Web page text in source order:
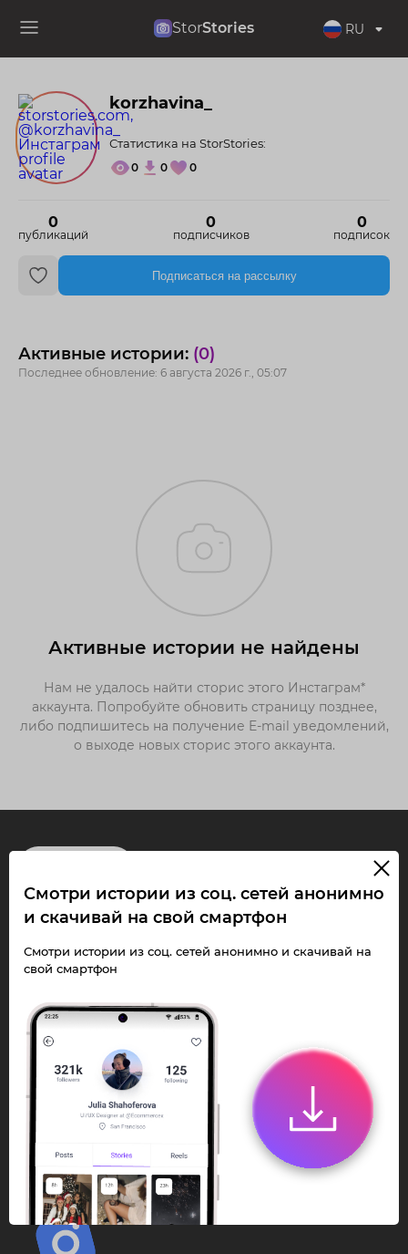
StorStories RU
korzhavina_
0
публикаций
0
подписчиков
0
подписок
Статистика на StorStories:
0 0 0
Подписаться на рассылку
Активные истории: (0)
Последнее обновление: 6 августа 2026 г., 05:07
Активные истории не найдены
Нам не удалось найти сторис этого Инстаграм*
аккаунта. Попробуйте обновить страницу позднее,
либо подпишитесь на получение E-mail уведомлений,
о выходе новых сторис этого аккаунта.
Смотри Stories и
скачивай Reels без
ограничений!
Переходи в ИнстаПай бот - смотри и
скачивай
Stories Reels
анонимно в чате
или Telegram-приложении.
Быстро, просто и удобно.
Перейти к боту
Смотри истории из соц. сетей анонимно
и скачивай на свой смартфон
Смотри истории из соц. сетей анонимно и скачивай на
свой смартфон